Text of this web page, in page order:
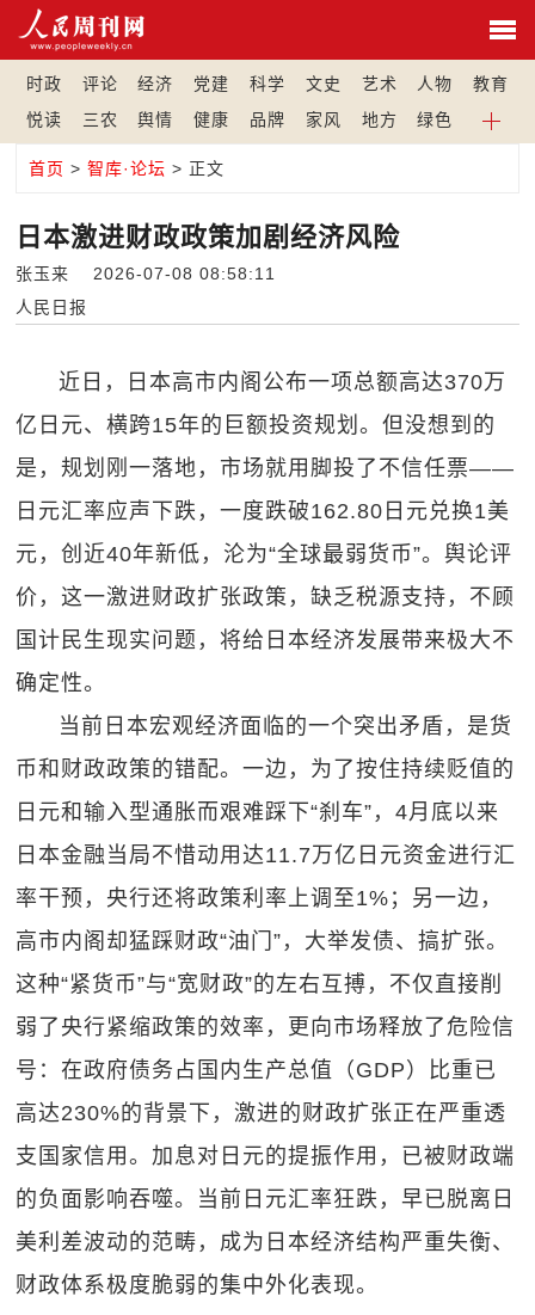
时政 评论 经济 党建 科学 文史 艺术 人物
教育
悦读
三农 舆情 健康 品牌 家风 地方 绿色
首页 >智库·论坛 > 正文
日本激进财政政策加剧经济风险
张玉来 2026-07-08 08:58:11
人民日报
近日，日本高市内阁公布一项总额高达370万
亿日元、横跨15年的巨额投资规划。但没想到的
是，规划刚一落地，市场就用脚投了不信任票——
日元汇率应声下跌，一度跌破162.80日元兑换1美
元，创近40年新低，沦为“全球最弱货币”。舆论评
价，这一激进财政扩张政策，缺乏税源支持，不顾
国计民生现实问题，将给日本经济发展带来极大不
确定性。
当前日本宏观经济面临的一个突出矛盾，是货
币和财政政策的错配。一边，为了按住持续贬值的
日元和输入型通胀而艰难踩下“刹车”，4月底以来
日本金融当局不惜动用达11.7万亿日元资金进行汇
率干预，央行还将政策利率上调至1%；另一边，
高市内阁却猛踩财政“油门”，大举发债、搞扩张。
这种“紧货币”与“宽财政”的左右互搏，不仅直接削
弱了央行紧缩政策的效率，更向市场释放了危险信
号：在政府债务占国内生产总值（GDP）比重已
高达230%的背景下，激进的财政扩张正在严重透
支国家信用。加息对日元的提振作用，已被财政端
的负面影响吞噬。当前日元汇率狂跌，早已脱离日
美利差波动的范畴，成为日本经济结构严重失衡、
财政体系极度脆弱的集中外化表现。